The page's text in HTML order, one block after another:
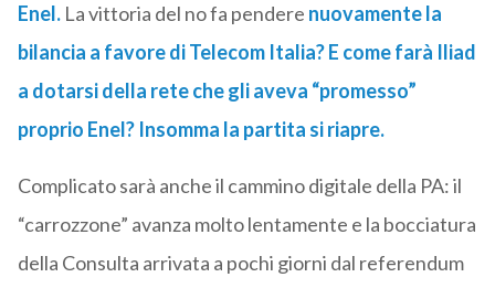
Enel.La vittoria del no fa pendere nuovamente la
bilancia a favore di Telecom Italia? E come farà Iliad
a dotarsi della rete che gli aveva “promesso”
proprio Enel? Insomma la partita si riapre.
Complicato sarà anche il cammino digitale della PA: il
“carrozzone” avanza molto lentamente e la bocciatura
della Consulta arrivata a pochi giorni dal referendum